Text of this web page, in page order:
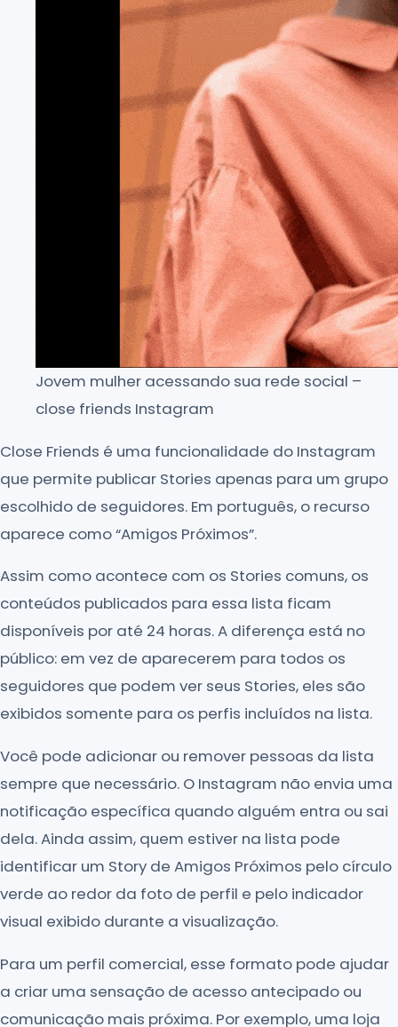
Jovem mulher acessando sua rede social –
close friends Instagram
Close Friends é uma funcionalidade do Instagram
que permite publicar Stories apenas para um grupo
escolhido de seguidores. Em português, o recurso
aparece como “Amigos Próximos”.
Assim como acontece com os Stories comuns, os
conteúdos publicados para essa lista ficam
disponíveis por até 24 horas. A diferença está no
público: em vez de aparecerem para todos os
seguidores que podem ver seus Stories, eles são
exibidos somente para os perfis incluídos na lista.
Você pode adicionar ou remover pessoas da lista
sempre que necessário. O Instagram não envia uma
notificação específica quando alguém entra ou sai
dela. Ainda assim, quem estiver na lista pode
identificar um Story de Amigos Próximos pelo círculo
verde ao redor da foto de perfil e pelo indicador
visual exibido durante a visualização.
Para um perfil comercial, esse formato pode ajudar
a criar uma sensação de acesso antecipado ou
comunicação mais próxima. Por exemplo, uma loja